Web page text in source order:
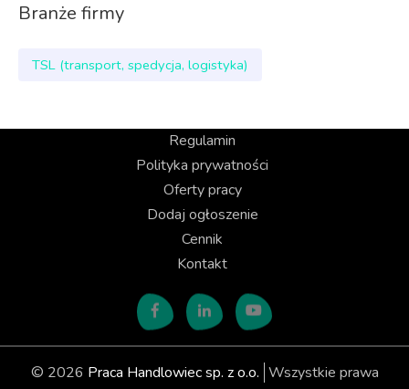
Branże firmy
TSL (transport, spedycja, logistyka)
Regulamin
Polityka prywatności
Oferty pracy
Dodaj ogłoszenie
Cennik
Kontakt
© 2026 Praca Handlowiec sp. z o.o. Wszystkie prawa